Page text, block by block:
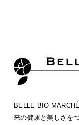
BELLE BIO
来の健康と美しさを